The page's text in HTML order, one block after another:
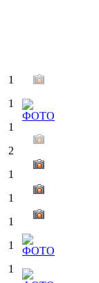
1
1
1
2
1
1
1
1
1